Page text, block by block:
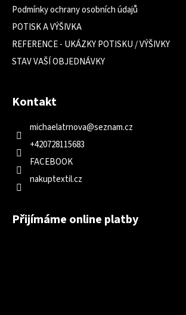
Podmínky ochrany osobních údajů
POTISK A VÝŠIVKA
REFERENCE - UKÁZKY POTISKU / VÝŠIVKY
STAV VAŠÍ OBJEDNÁVKY
Kontakt
michaelatrnova@seznam.cz
+420728115683
FACEBOOK
nakuptextil.cz
Přijímáme online platby